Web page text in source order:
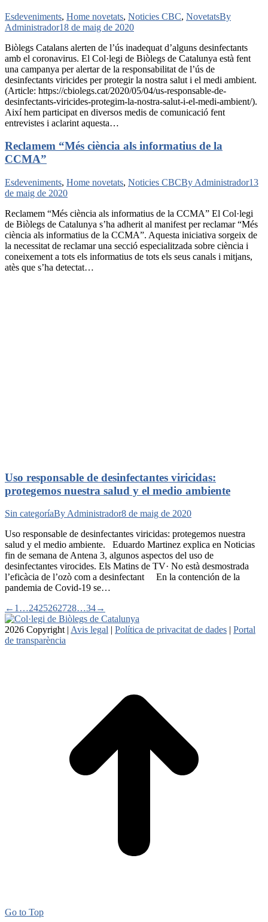
Esdeveniments, Home novetats, Noticies CBC, NovetatsBy
Administrador18 de maig de 2020
Biòlegs Catalans alerten de l’ús inadequat d’alguns desinfectants
amb el coronavirus. El Col·legi de Biòlegs de Catalunya està fent
una campanya per alertar de la responsabilitat de l’ús de
desinfectants viricides per protegir la nostra salut i el medi ambient.
(Article: https://cbiolegs.cat/2020/05/04/us-responsable-de-
desinfectants-viricides-protegim-la-nostra-salut-i-el-medi-ambient/).
Així hem participat en diversos medis de comunicació fent
entrevistes i aclarint aquesta…
Reclamem “Més ciència als informatius de la
CCMA”
Esdeveniments, Home novetats, Noticies CBCBy Administrador13
de maig de 2020
Reclamem “Més ciència als informatius de la CCMA” El Col·legi
de Biòlegs de Catalunya s’ha adherit al manifest per reclamar “Més
ciència als informatius de la CCMA”. Aquesta iniciativa sorgeix de
la necessitat de reclamar una secció especialitzada sobre ciència i
coneixement a tots els informatius de tots els seus canals i mitjans,
atès que s’ha detectat…
Uso responsable de desinfectantes viricidas:
protegemos nuestra salud y el medio ambiente
Sin categoríaBy Administrador8 de maig de 2020
Uso responsable de desinfectantes viricidas: protegemos nuestra
salud y el medio ambiente. Eduardo Martinez explica en Noticias
fin de semana de Antena 3, algunos aspectos del uso de
desinfectantes virocides. Els Matins de TV· No està desmostrada
l’eficàcia de l’ozò com a desinfectant En la contención de la
pandemia de Covid-19 se…
← 1 …2425262728…34→
2026 Copyright | Avis legal | Política de privacitat de dades | Portal
de transparència
Go to Top